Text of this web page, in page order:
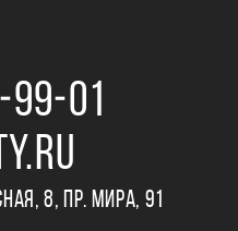
8, ПР. МИРА, 91